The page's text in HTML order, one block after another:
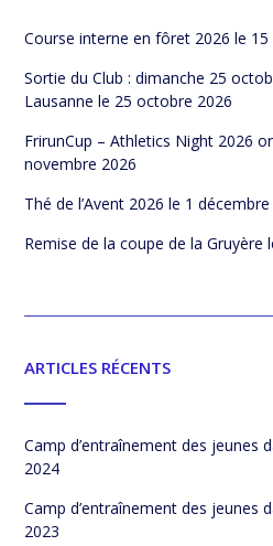
Course interne en fôret 2026 le 15
Sortie du Club : dimanche 25
Lausanne le 25 octobre 2026
FrirunCup – Athletics Night 2026
novembre 2026
Thé de l’Avent 2026 le 1 décembre
Remise de la coupe de la Gruyère
ARTICLES RÉCENTS
Camp d’entraînement des jeunes
2024
Camp d’entraînement des jeunes
2023